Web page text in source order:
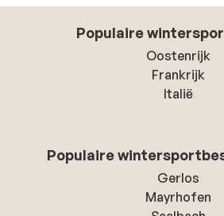
Populaire
Oostenrijk
Frankrijk
Italië
Populaire
Gerlos
Mayrhofen